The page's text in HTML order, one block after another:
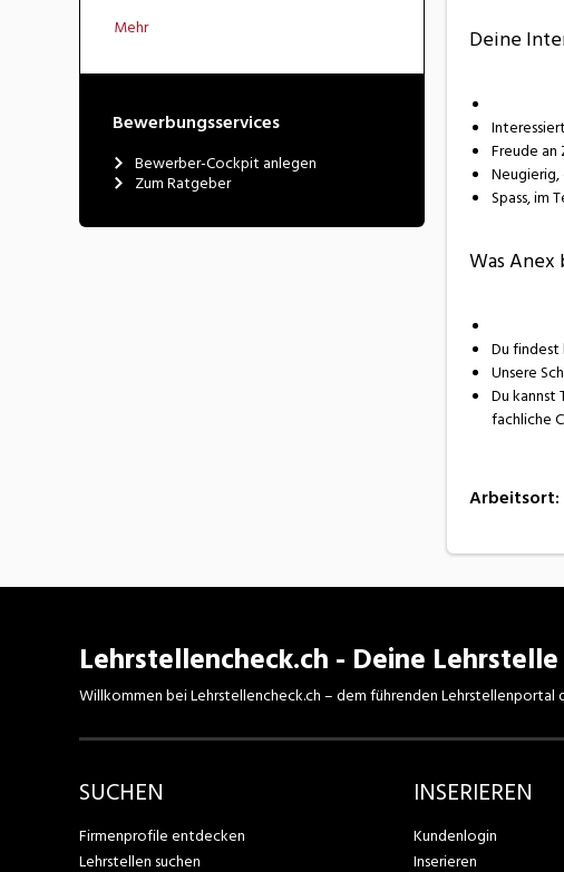
Mehr
Bewerbungsservices
Bewerber-Cockpit anlegen
Zum Ratgeber
Deine
Freude
Spass, im
Was
Du
Unsere
Du kannst
fachliche
Arbeitsort:
Lehrstellencheck.ch - Deine
Willkommen bei Lehrstellencheck.ch – dem führenden Lehrstellenportal
SUCHEN
Firmenprofile entdecken
Lehrstellen suchen
INSERIEREN
Kundenlogin
Inserieren